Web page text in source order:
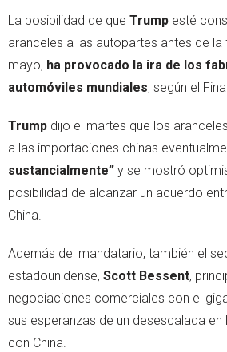
La posibilidad de que Trump esté
aranceles a las autopartes antes de la
mayo, ha provocado la ira de los
automóviles mundiales, según el
Trump dijo el martes que los
a las importaciones chinas
sustancialmente” y se mostró
posibilidad de alcanzar un acuerdo
China.
Además del mandatario, también el
estadounidense, Scott Bessent,
negociaciones comerciales con el
sus esperanzas de un desescalada
con China.